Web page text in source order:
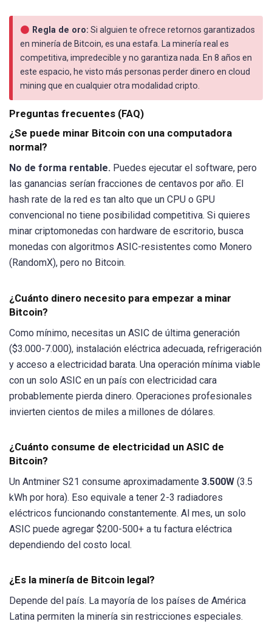
Regla de oro: Si alguien te ofrece retornos garantizados
en minería de Bitcoin, es una estafa. La minería real es
competitiva, impredecible y no garantiza nada. En 8 años en
este espacio, he visto más personas perder dinero en cloud
mining que en cualquier otra modalidad cripto.
Preguntas frecuentes (FAQ)
¿Se puede minar Bitcoin con una computadora
normal?
No de forma rentable. Puedes ejecutar el software, pero
las ganancias serían fracciones de centavos por año. El
hash rate de la red es tan alto que un CPU o GPU
convencional no tiene posibilidad competitiva. Si quieres
minar criptomonedas con hardware de escritorio, busca
monedas con algoritmos ASIC-resistentes como Monero
(RandomX), pero no Bitcoin.
¿Cuánto dinero necesito para empezar a minar
Bitcoin?
Como mínimo, necesitas un ASIC de última generación
($3.000-7.000), instalación eléctrica adecuada, refrigeración
y acceso a electricidad barata. Una operación mínima viable
con un solo ASIC en un país con electricidad cara
probablemente pierda dinero. Operaciones profesionales
invierten cientos de miles a millones de dólares.
¿Cuánto consume de electricidad un ASIC de
Bitcoin?
Un Antminer S21 consume aproximadamente 3.500W (3.5
kWh por hora). Eso equivale a tener 2-3 radiadores
eléctricos funcionando constantemente. Al mes, un solo
ASIC puede agregar $200-500+ a tu factura eléctrica
dependiendo del costo local.
¿Es la minería de Bitcoin legal?
Depende del país. La mayoría de los países de América
Latina permiten la minería sin restricciones especiales.